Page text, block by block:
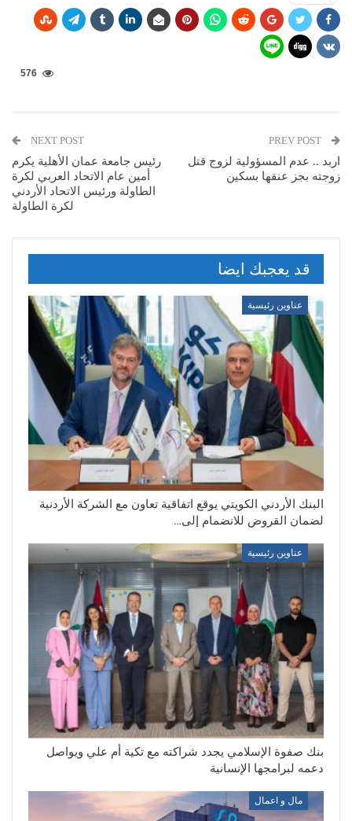
576
اربد .. عدم المسؤولية لزوج قتل
زوجته بجز عنقها بسكين
NEXT POST
رئيس جامعة عمان الأهلية يكرم
أمين عام الاتحاد العربي لكرة
الطاولة ورئيس الاتحاد الأردني
لكرة الطاولة
قد يعجبك ايضا
عناوين رئيسية
البنك الأردني الكويتي يوقع اتفاقية تعاون مع الشركة الأردنية
لضمان القروض للانضمام إلى…
عناوين رئيسية
بنك صفوة الإسلامي يجدد شراكته مع تكية أم علي ويواصل
دعمه لبرامجها الإنسانية
مال و اعمال